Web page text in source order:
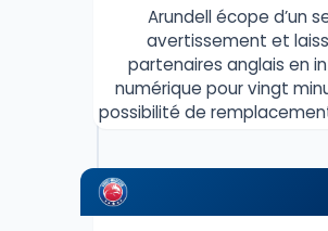
Arundell écope d’un
avertissement et
partenaires anglais en
numérique pour vingt
possibilité de